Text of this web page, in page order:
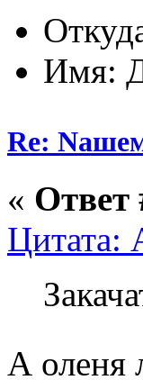
Имя:
Re:
« Ответ
Цитата:
А оленя